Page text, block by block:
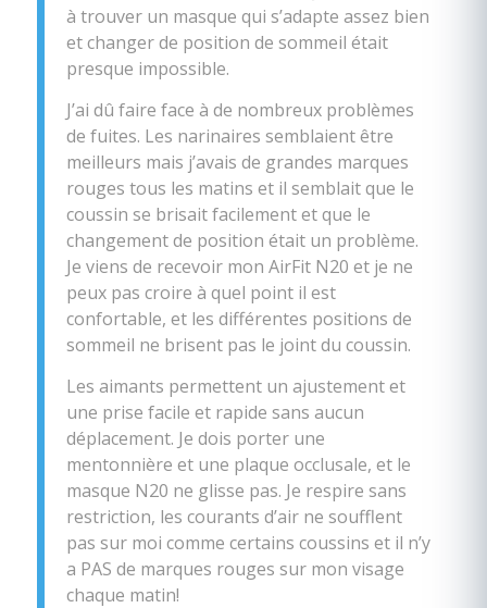
à trouver un masque qui s’adapte assez bien
et changer de position de sommeil était
presque impossible.
J’ai dû faire face à de nombreux problèmes
de fuites. Les narinaires semblaient être
meilleurs mais j’avais de grandes marques
rouges tous les matins et il semblait que le
coussin se brisait facilement et que le
changement de position était un problème.
Je viens de recevoir mon AirFit N20 et je ne
peux pas croire à quel point il est
confortable, et les différentes positions de
sommeil ne brisent pas le joint du coussin.
Les aimants permettent un ajustement et
une prise facile et rapide sans aucun
déplacement. Je dois porter une
mentonnière et une plaque occlusale, et le
masque N20 ne glisse pas. Je respire sans
restriction, les courants d’air ne soufflent
pas sur moi comme certains coussins et il n’y
a PAS de marques rouges sur mon visage
chaque matin!